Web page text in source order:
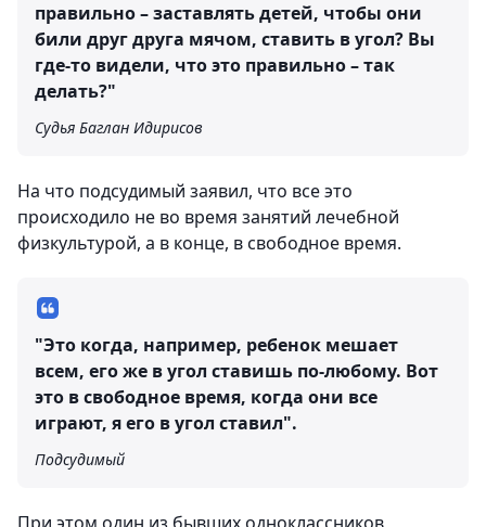
правильно – заставлять детей, чтобы они
били друг друга мячом, ставить в угол? Вы
где-то видели, что это правильно – так
делать?"
Судья Баглан Идирисов
На что подсудимый заявил, что все это
происходило не во время занятий лечебной
физкультурой, а в конце, в свободное время.
"Это когда, например, ребенок мешает
всем, его же в угол ставишь по-любому. Вот
это в свободное время, когда они все
играют, я его в угол ставил".
Подсудимый